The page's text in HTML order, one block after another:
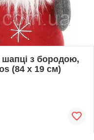
з бородою,
(84 х 19 см)